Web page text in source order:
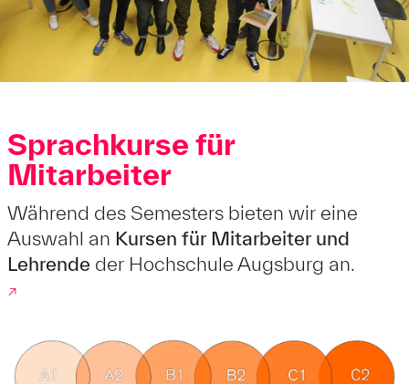
Sprachkurse für
Mitarbeiter
Während des Semesters bieten wir eine
Auswahl an Kursen für Mitarbeiter und
Lehrende der Hochschule Augsburg an.
↗